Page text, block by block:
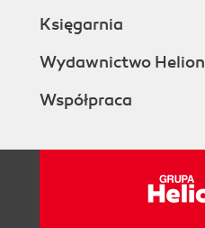
Księgarnia
Wydawnictwo Helion
Współpraca